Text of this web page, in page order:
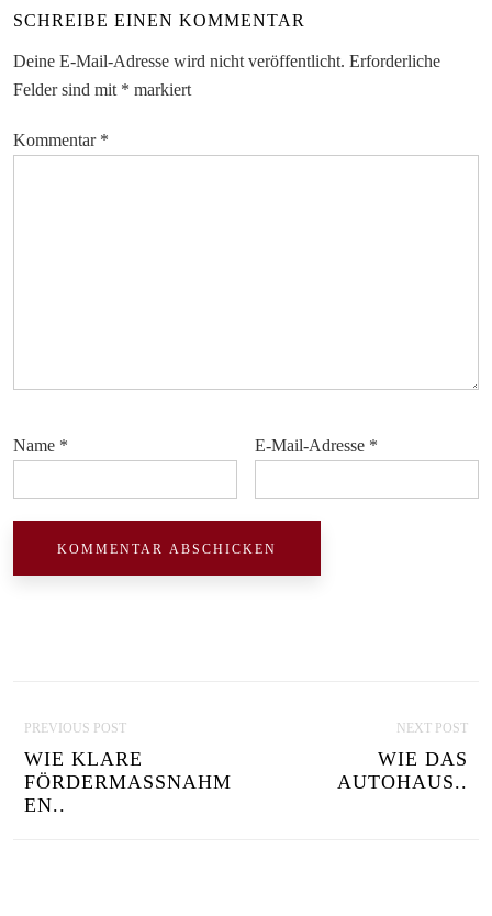
SCHREIBE EINEN KOMMENTAR
Deine E-Mail-Adresse wird nicht veröffentlicht. Erforderliche
Felder sind mit * markiert
Kommentar *
Name * E-Mail-Adresse *
O
S
T
PREVIOUS POST
WIE KLARE
FÖRDERMASSNAHME
N..
NEXT POST
WIE DAS
AUTOHAUS..